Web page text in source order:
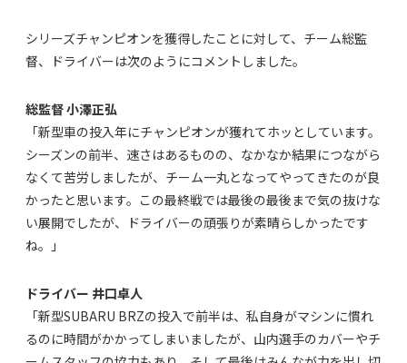
シリーズチャンピオンを獲得したことに対して、チーム総監
督、ドライバーは次のようにコメントしました。
総監督 小澤正弘
「新型車の投入年にチャンピオンが獲れてホッとしています。
シーズンの前半、速さはあるものの、なかなか結果につながら
なくて苦労しましたが、チーム一丸となってやってきたのが良
かったと思います。この最終戦では最後の最後まで気の抜けな
い展開でしたが、ドライバーの頑張りが素晴らしかったです
ね。」
ドライバー 井口卓人
「新型SUBARU BRZの投入で前半は、私自身がマシンに慣れ
るのに時間がかかってしまいましたが、山内選手のカバーやチ